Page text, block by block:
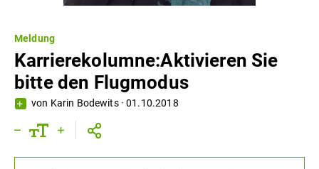
Meldung
Karrierekolumne:Aktivieren Sie
bitte den Flugmodus
von Karin Bodewits·01.10.2018